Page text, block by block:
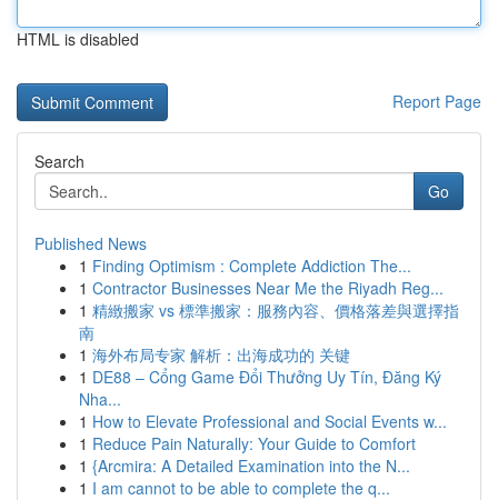
HTML is disabled
Report Page
Search
Go
Published News
1 Finding Optimism : Complete Addiction The...
1 Contractor Businesses Near Me the Riyadh Reg...
1 精緻搬家 vs 標準搬家：服務內容、價格落差與選擇指
南
1 海外布局专家 解析：出海成功的 关键
1 DE88 – Cổng Game Đổi Thưởng Uy Tín, Đăng Ký
Nha...
1 How to Elevate Professional and Social Events w...
1 Reduce Pain Naturally: Your Guide to Comfort
1 {Arcmira: A Detailed Examination into the N...
1 I am cannot to be able to complete the q...